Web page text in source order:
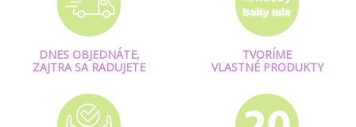
DNES OBJEDNÁTE,
ZAJTRA SA RADUJETE
TVORÍME
VLASTNÉ PRODUKTY